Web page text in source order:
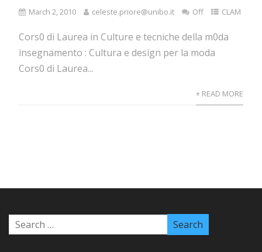
March 2, 2010 celeste.priore@unibo.it Off CLAM
Cors0 di Laurea in Culture e tecniche della m0da
insegnamento : Cultura e design per la moda
Cors0 di Laurea...
+ READ MORE